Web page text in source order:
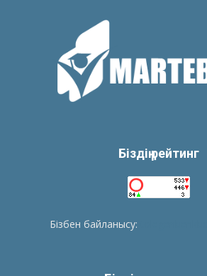
Біздің рейтинг
Бізбен байланысу: